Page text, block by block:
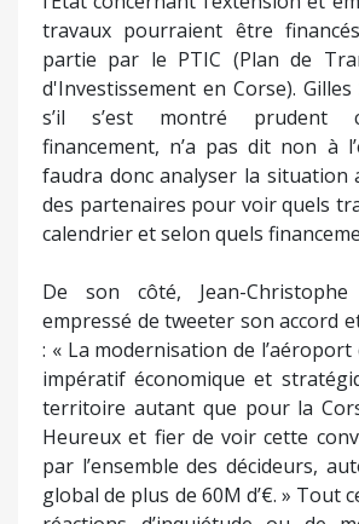
travaux pourraient être
partie par le PTIC (Plan de
d'Investissement en Corse). Gilles
s’il s’est montré prudent
financement, n’a pas dit non à
faudra donc analyser la situation
des partenaires pour voir quels
calendrier et selon quels
De son côté, Jean-Christophe
empressé de tweeter son accord
: « La modernisation de
impératif économique et
territoire autant que pour la
Heureux et fier de voir cette
par l’ensemble des décideurs,
global de plus de 60M d’€. » Tout